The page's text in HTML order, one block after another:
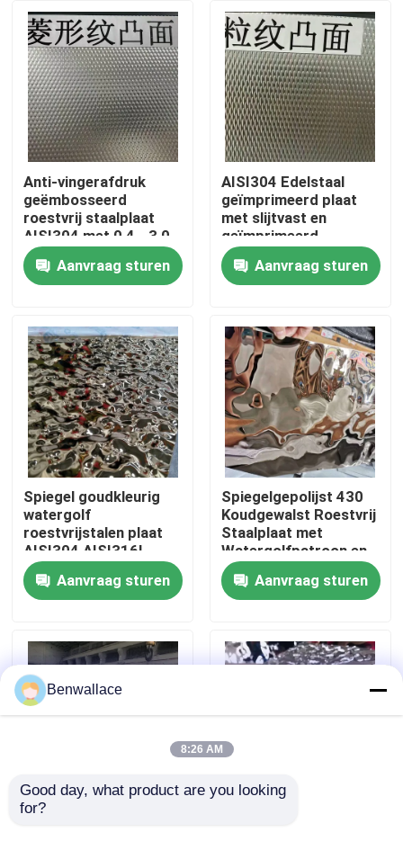
Producten
Video's
Over ons
fabriekstour
Kwaliteitscontrole
Neem contact met ons op
Nieuws
Anti-vingerafdruk
geëmbosseerd
roestvrij staalplaat
AISI304 met 0,4 - 3,0
mm dikte voor
architecturale
toepassingen
Aanvraag sturen
AISI304 Edelstaal
geïmprimeerd plaat
met slijtvast en
geïmprimeerd
oppervlak voor
decoratieve
toepassingen
Aanvraag sturen
Spiegel goudkleurig
watergolf
roestvrijstalen plaat
AISI304 AISI316L
voor plafonddecoratie
Aanvraag sturen
Spiegelgepolijst 430
Koudgewalst Roestvrij
Staalplaat met
Watergolfpatroon en
PVD-kleur
Aanvraag sturen
JIS Gekeurd Gepolijst
Benwallace
8:26 AM
Good day, what product are you looking
for?